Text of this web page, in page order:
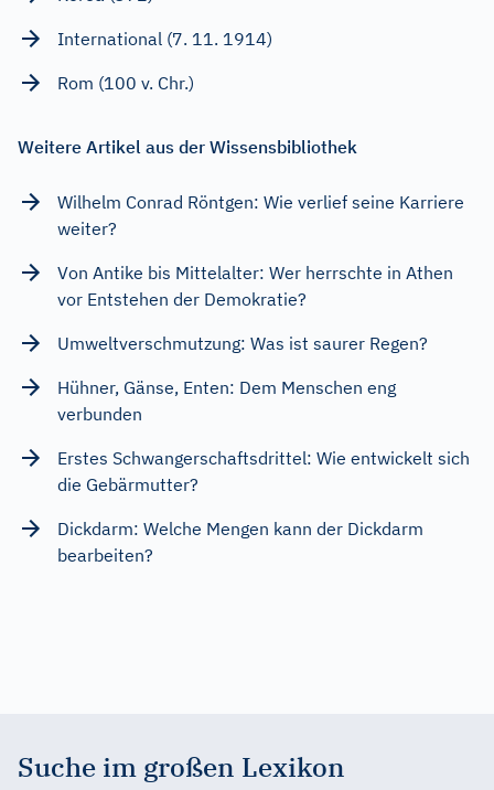
International (7. 11. 1914)
Rom (100 v. Chr.)
Weitere Artikel aus der Wissensbibliothek
Wilhelm Conrad Röntgen: Wie verlief seine Karriere
weiter?
Von Antike bis Mittelalter: Wer herrschte in Athen
vor Entstehen der Demokratie?
Umweltverschmutzung: Was ist saurer Regen?
Hühner, Gänse, Enten: Dem Menschen eng
verbunden
Erstes Schwangerschaftsdrittel: Wie entwickelt sich
die Gebärmutter?
Dickdarm: Welche Mengen kann der Dickdarm
bearbeiten?
Suche im großen Lexikon